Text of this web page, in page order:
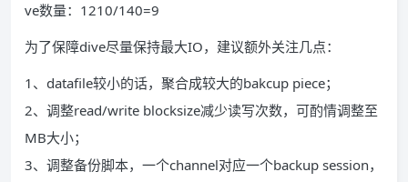
ve数量：1210/140=9
为了保障dive尽量保持最大IO，建议额外关注几点：
1、datafile较小的话，聚合成较大的bakcup piece；
2、调整read/write blocksize减少读写次数，可酌情调整至
MB大小；
3、调整备份脚本，一个channel对应一个backup session，